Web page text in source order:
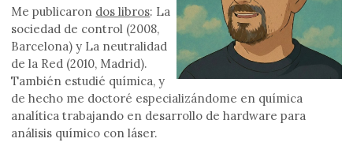
Me publicaron dos libros: La
sociedad de control (2008,
Barcelona) y La neutralidad
de la Red (2010, Madrid).
También estudié química, y
de hecho me doctoré especializándome en química
analítica trabajando en desarrollo de hardware para
análisis químico con láser.